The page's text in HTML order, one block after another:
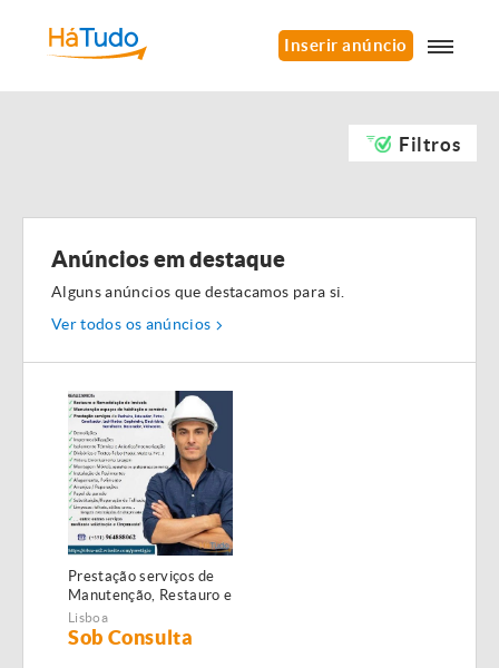
Inserir anúncio
Filtros
Anúncios em destaque
Alguns anúncios que destacamos para si.
Ver todos os anúncios
Prestação serviços de
Manutenção, Restauro e
Remodelação de
imóveis!
Lisboa
Sob Consulta